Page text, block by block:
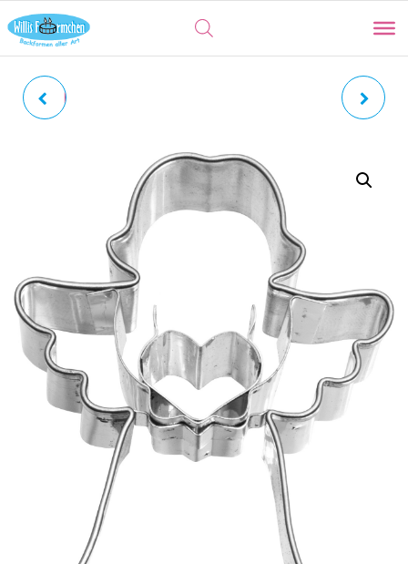
ENGEL | GEOMETRISCH
INNENPRÄGUNG